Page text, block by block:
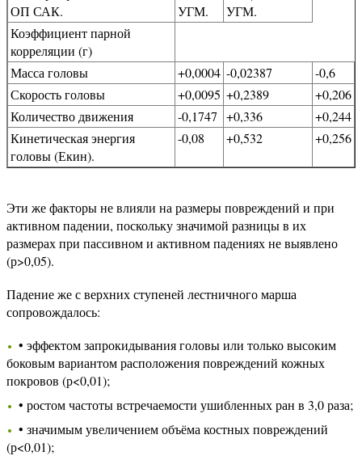
ОП САК.
УГМ.
УГМ.
Коэффициент парной
корреляции (г)
Масса головы
+0,0004 -0,02387
-0,6
Скорость головы
+0,0095 +0,2389
+0,206
Количество движения
-0,1747 +0,336
+0,244
Кинетическая энергия
головы (Екин).
-0,08 +0,532 +0,256
Эти же факторы не влияли на размеры повреждений и при
активном падении, поскольку значимой разницы в их
размерах при пассивном и активном падениях не выявлено
(р>0,05).
Падение же с верхних ступеней лестничного марша
сопровождалось:
• эффектом запрокидывания головы или только высоким
боковым вариантом расположения повреждений кожных
покровов (р<0,01);
• ростом частоты встречаемости ушибленных ран в 3,0 раза;
• значимым увеличением объёма костных повреждений
(р<0,01);